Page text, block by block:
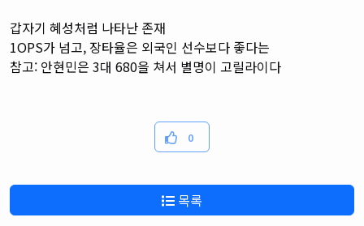
갑자기 혜성처럼 나타난 존재
1OPS가 넘고, 장타율은 외국인 선수보다 좋다는
참고: 안현민은 3대 680을 쳐서 별명이 고릴라이다
0
목록